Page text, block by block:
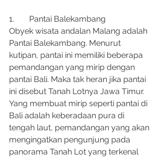
1.	Pantai Balekambang
Obyek wisata andalan Malang adalah
Pantai Balekambang. Menurut
kutipan, pantai ini memiliki beberapa
pemandangan yang mirip dengan
pantai Bali. Maka tak heran jika pantai
ini disebut Tanah Lotnya Jawa Timur.
Yang membuat mirip seperti pantai di
Bali adalah keberadaan pura di
tengah laut, pemandangan yang akan
mengingatkan pengunjung pada
panorama Tanah Lot yang terkenal